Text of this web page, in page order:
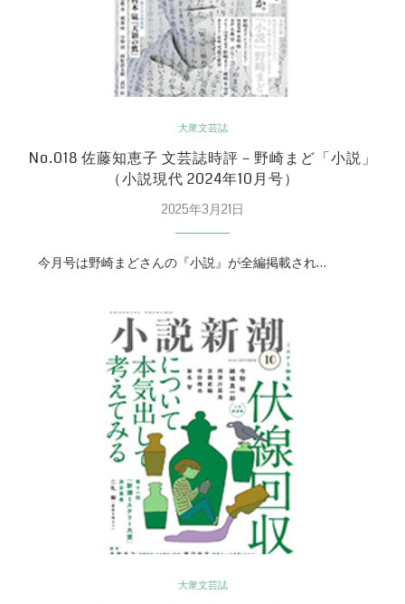
大衆文芸誌
No.018 佐藤知恵子 文芸誌時評－野崎まど「小説」
（小説現代 2024年10月号）
2025年3月21日
今月号は野崎まどさんの『小説』が全編掲載され…
大衆文芸誌